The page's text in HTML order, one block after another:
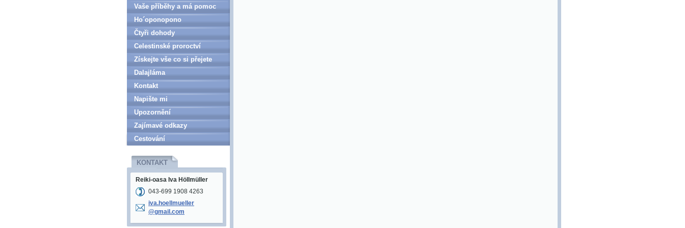
Vaše příběhy a má pomoc
Ho´oponopono
Čtyři dohody
Celestinské proroctví
Získejte vše co si přejete
Dalajláma
Kontakt
Napište mi
Upozornění
Zajímavé odkazy
Cestování
KONTAKT
Reiki-oasa Iva Höllmüller
043-699 1908 4263
iva.hoel lmueller
@gmail.com